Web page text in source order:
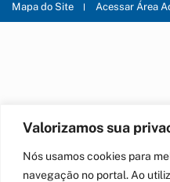
Valorizamos sua
Nós usamos cookies para
navegação no portal. Ao
Mapa do Site Acessar Área